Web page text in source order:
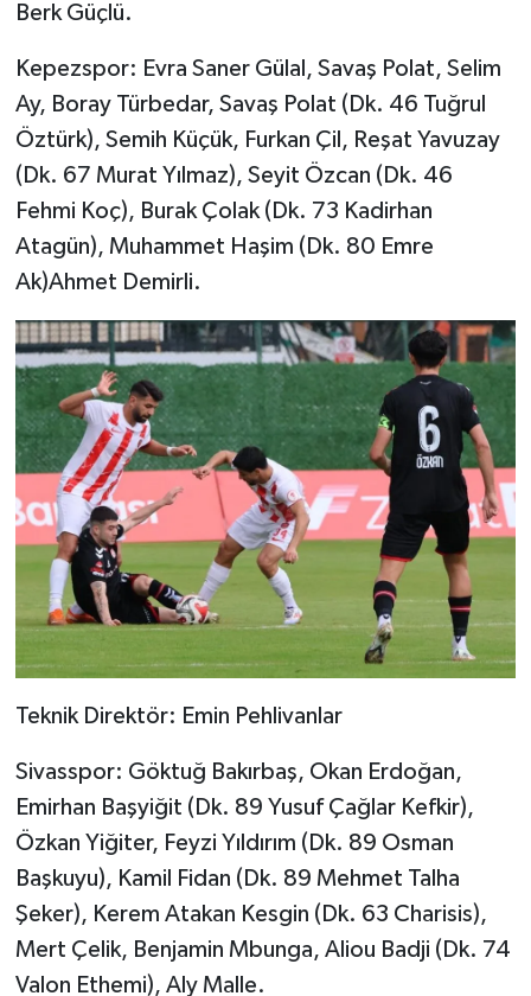
Berk Güçlü.
Kepezspor: Evra Saner Gülal, Savaş Polat, Selim
Ay, Boray Türbedar, Savaş Polat (Dk. 46 Tuğrul
Öztürk), Semih Küçük, Furkan Çil, Reşat Yavuzay
(Dk. 67 Murat Yılmaz), Seyit Özcan (Dk. 46
Fehmi Koç), Burak Çolak (Dk. 73 Kadirhan
Atagün), Muhammet Haşim (Dk. 80 Emre
Ak)Ahmet Demirli.
Teknik Direktör: Emin Pehlivanlar
Sivasspor: Göktuğ Bakırbaş, Okan Erdoğan,
Emirhan Başyiğit (Dk. 89 Yusuf Çağlar Kefkir),
Özkan Yiğiter, Feyzi Yıldırım (Dk. 89 Osman
Başkuyu), Kamil Fidan (Dk. 89 Mehmet Talha
Şeker), Kerem Atakan Kesgin (Dk. 63 Charisis),
Mert Çelik, Benjamin Mbunga, Aliou Badji (Dk. 74
Valon Ethemi), Aly Malle.